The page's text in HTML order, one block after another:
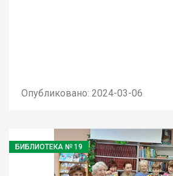
Опубликовано: 2024-03-06
БИБЛИОТЕКА № 19